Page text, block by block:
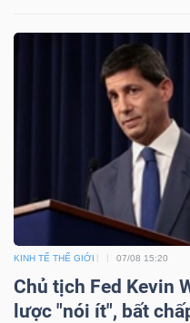
KINH TẾ THẾ GIỚI 07/08 15:20
Chủ tịch Fed Kevin
lược "nói ít", bất
Mã
Cổ phiếu
Lãnh
(-)
Tất cả Người nội bộ